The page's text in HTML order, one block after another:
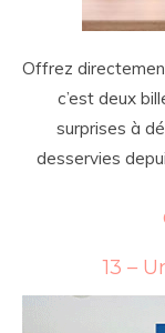
Offrez
c’est deux
surprises à
desservies
13 –